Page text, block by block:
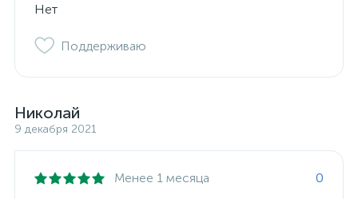
Нет
Поддерживаю
Николай
9 декабря 2021
Менее 1 месяца
0